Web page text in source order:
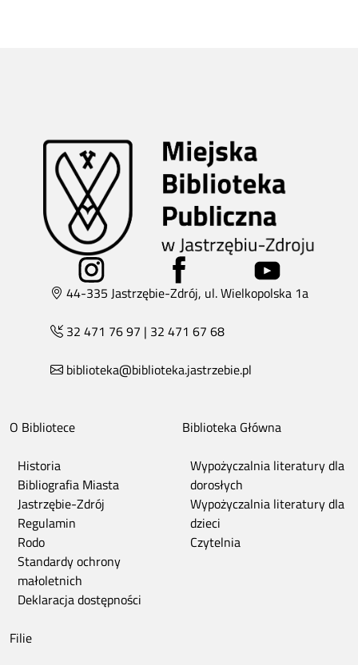
44-335 Jastrzębie-Zdrój, ul. Wielkopolska 1a
32 471 76 97 | 32 471 67 68
biblioteka@biblioteka.jastrzebie.pl
O Bibliotece
Historia
Bibliografia Miasta
Jastrzębie-Zdrój
Regulamin
Rodo
Standardy ochrony
małoletnich
Deklaracja dostępności
Biblioteka Główna
Wypożyczalnia literatury dla
dorosłych
Wypożyczalnia literatury dla
dzieci
Czytelnia
Filie